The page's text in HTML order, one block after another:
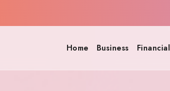
Home Business Financial